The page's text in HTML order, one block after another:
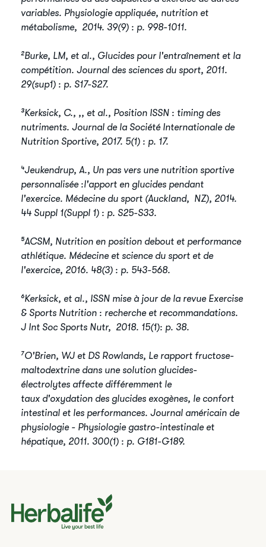
variables. Physiologie appliquée, nutrition et
métabolisme, 2014. 39(9) : p. 998-1011.
²Burke, LM, et al., Glucides pour l'entraînement et la
compétition. ​Journal des sciences du sport, 2011.
29(sup1) : p. S17-S27.
³Kerksick, C., ,, et al., Position ISSN : timing des
nutriments. Journal de la Société Internationale de
Nutrition Sportive, 2017. 5(1) : p. 17.
⁴Jeukendrup, A., Un pas vers une nutrition sportive
personnalisée :​l'apport en glucides pendant
l'exercice. Médecine du sport (Auckland, ​NZ), 2014.
44 Suppl 1(Suppl 1) : p. S25-S33.
⁵ACSM, Nutrition en position debout et performance
athlétique. ​Médecine et science du sport et de
l'exercice, 2016. 48(3) : p. 543-568.
⁶Kerksick, et al., ISSN mise à jour de la revue Exercise
& Sports ​Nutrition : recherche et recommandations.
J Int Soc Sports Nutr, ​2018. 15(1): p. 38.
⁷O'Brien, WJ et DS Rowlands, Le rapport fructose-
maltodextrine dans ​une solution glucides-
électrolytes affecte différemment le
taux d'oxydation des glucides exogènes, le confort
intestinal et les ​performances. Journal américain de
physiologie - Physiologie gastro-​intestinale et
hépatique, 2011. 300(1) : p. G181-G189.